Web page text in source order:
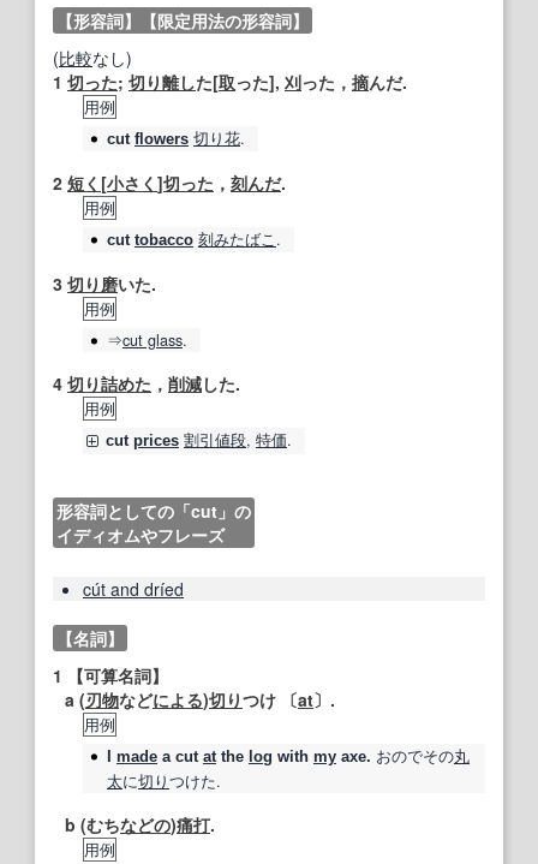
【形容詞】
【限定用法の形容詞】
(比較なし)
1 切った; 切り離した[取った], 刈った， 摘んだ.
用例
cut flowers 切り花.
2 短く [小さく ]切った ， 刻んだ.
用例
cut tobacco 刻みたばこ .
3 切り 磨いた.
用例
⇒cut glass.
4 切り詰めた ， 削減した.
用例
cut prices 割引値段, 特価.
形容詞としての「cut」の
イディオムやフレーズ
cút and dríed
【名詞】
1
【可算名詞】
a (刃物などによる)切りつけ 〔at〕.
用例
made a cut atthe log with my axe. おのでその丸
太に切りつけた.
b (むちなどの)痛打.
用例